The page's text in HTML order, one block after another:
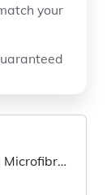
your
Microfibre